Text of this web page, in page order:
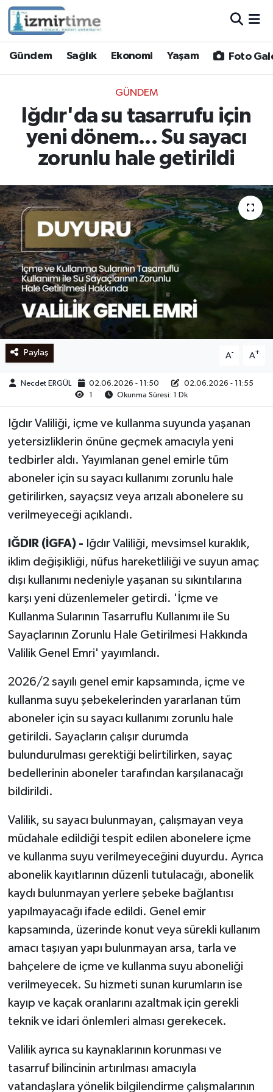
Gündem Sağlık Ekonomi Yaşam Foto
GÜNDEM
Iğdır'da su tasarrufu için
yeni dönem... Su sayacı
zorunlu hale getirildi
Paylaş A- A+
Necdet ERGÜL 02.06.2026 - 11:50
02.06.2026 - 11:55
1
Okunma Süresi: 1 Dk
Iğdır Valiliği, içme ve kullanma suyunda yaşanan
yetersizliklerin önüne geçmek amacıyla yeni
tedbirler aldı. Yayımlanan genel emirle tüm
aboneler için su sayacı kullanımı zorunlu hale
getirilirken, sayaçsız veya arızalı abonelere su
verilmeyeceği açıklandı.
IĞDIR (İGFA) - Iğdır Valiliği, mevsimsel kuraklık,
iklim değişikliği, nüfus hareketliliği ve suyun amaç
dışı kullanımı nedeniyle yaşanan su sıkıntılarına
karşı yeni düzenlemeler getirdi. 'İçme ve
Kullanma Sularının Tasarruflu Kullanımı ile Su
Sayaçlarının Zorunlu Hale Getirilmesi Hakkında
Valilik Genel Emri' yayımlandı.
2026/2 sayılı genel emir kapsamında, içme ve
kullanma suyu şebekelerinden yararlanan tüm
aboneler için su sayacı kullanımı zorunlu hale
getirildi. Sayaçların çalışır durumda
bulundurulması gerektiği belirtilirken, sayaç
bedellerinin aboneler tarafından karşılanacağı
bildirildi.
Valilik, su sayacı bulunmayan, çalışmayan veya
müdahale edildiği tespit edilen abonelere içme
ve kullanma suyu verilmeyeceğini duyurdu. Ayrıca
abonelik kayıtlarının düzenli tutulacağı, abonelik
kaydı bulunmayan yerlere şebeke bağlantısı
yapılmayacağı ifade edildi. Genel emir
kapsamında, üzerinde konut veya sürekli kullanım
amacı taşıyan yapı bulunmayan arsa, tarla ve
bahçelere de içme ve kullanma suyu aboneliği
verilmeyecek. Su hizmeti sunan kurumların ise
kayıp ve kaçak oranlarını azaltmak için gerekli
teknik ve idari önlemleri alması gerekecek.
Valilik ayrıca su kaynaklarının korunması ve
tasarruf bilincinin artırılması amacıyla
vatandaşlara yönelik bilgilendirme çalışmalarının
Sağlık
Ekonomi
Yaşam
Video
Yazarlar
Siyaset
Ege
İzmir
İletişim
Künye
Yerel
Hava Durumu
İzmir Namaz Vakitleri
Trafik Durumu
Süper Lig Puan Durumu ve Fikstür
Tüm Manşetler
Son Dakika Haberleri
Haber Arşivi